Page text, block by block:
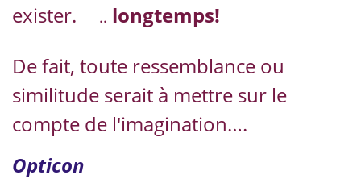
exister.
.. longtemps!
De fait, toute ressemblance ou
similitude serait à mettre sur le
compte de l'imagination….
Opticon